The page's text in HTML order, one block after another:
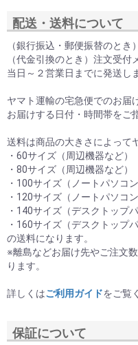
配送・送料について
（銀行振込・郵便振替のとき
（代金引換のとき）注文受付
当日～２営業日までに発送し
ヤマト運輸の宅急便でのお届
お届けする日付・時間帯をご
送料は商品の大きさによって
・60サイズ（周辺機器など）
・80サイズ（周辺機器など）
・100サイズ（ノートパソコン
・120サイズ（ノートパソコン
・140サイズ（デスクトップ
・160サイズ（デスクトップ
の送料になります。
※離島などお届け先やご注文
ります。
詳しくはご利用ガイドをご覧
保証について